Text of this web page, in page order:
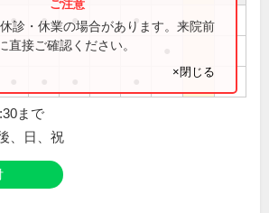
● ● ● ●
診・休業の場合があります。来院前
直接ご確認ください。
×閉じる
まで
、日、祝